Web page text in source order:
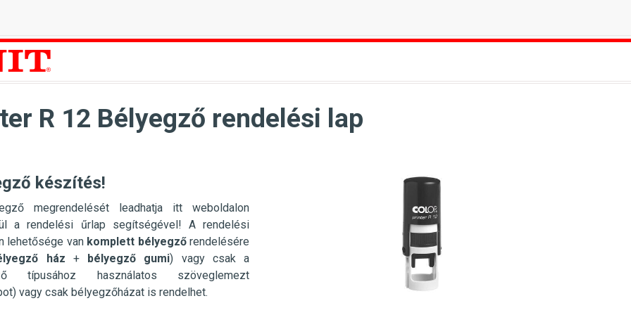
R 12 Bélyegző rendelési lap
készítés!
megrendelését leadhatja itt weboldalon
a rendelési űrlap segítségével! A rendelési
lehetősége van komplett bélyegzőrendelésére
ház + bélyegző gumi) vagy csak a
típusához használatos szöveglemezt
vagy csak bélyegzőházat is rendelhet.